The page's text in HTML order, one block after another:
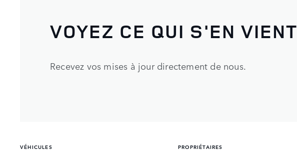
VOYEZ CE QUI S'EN VIENT
Recevez vos mises à jour directement de nous.
VÉHICULES PROPRIÉTAIRES